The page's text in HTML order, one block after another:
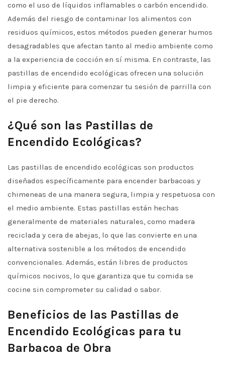
como el uso de líquidos inflamables o carbón encendido.
Además del riesgo de contaminar los alimentos con
residuos químicos, estos métodos pueden generar humos
desagradables que afectan tanto al medio ambiente como
a la experiencia de cocción en sí misma. En contraste, las
pastillas de encendido ecológicas ofrecen una solución
limpia y eficiente para comenzar tu sesión de parrilla con
el pie derecho.
¿Qué son las Pastillas de
Encendido Ecológicas?
Las pastillas de encendido ecológicas son productos
diseñados específicamente para encender barbacoas y
chimeneas de una manera segura, limpia y respetuosa con
el medio ambiente. Estas pastillas están hechas
generalmente de materiales naturales, como madera
reciclada y cera de abejas, lo que las convierte en una
alternativa sostenible a los métodos de encendido
convencionales. Además, están libres de productos
químicos nocivos, lo que garantiza que tu comida se
cocine sin comprometer su calidad o sabor.
Beneficios de las Pastillas de
Encendido Ecológicas para tu
Barbacoa de Obra